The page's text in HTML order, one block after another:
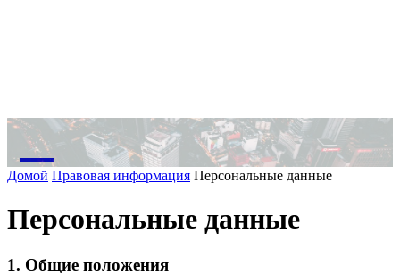
M
Домой Правовая информация Персональные данные
Персональные данные
1. Общие положения